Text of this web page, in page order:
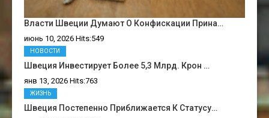
Власти Швеции Думают О Конфискации Прина…
июнь 10, 2026 Hits:549
Швеция Инвестирует Более 5,3 Млрд. Крон …
янв 13, 2026 Hits:763
НОВОСТИ
Швеция Постепенно Приближается К Статусу…
ЖИЗНЬ